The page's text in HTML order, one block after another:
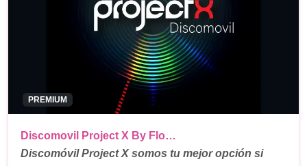
PREMIUM
Discomovil Project X By Flo…
Discomóvil Project X somos tu mejor opción si